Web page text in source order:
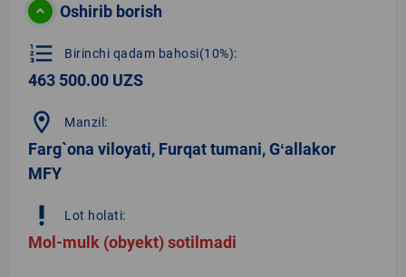
Oshirib borish
format_list_numbered Birinchi qadam bahosi(10%):
463 500.00 UZS
location_on Manzil:
Farg`ona viloyati, Furqat tumani, Gʻallakor
MFY
priority_high Lot holati:
Mol-mulk (obyekt) sotilmadi